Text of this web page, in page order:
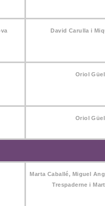
David Carulla i
Oriol
Oriol
Marta Caballé, Miguel
Trespadernei